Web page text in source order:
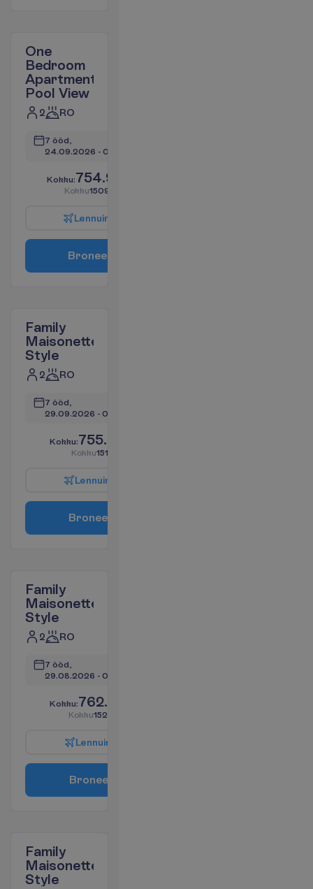
One
Bedroom
Apartment
Pool View
2 RO
7 ööd,
24.09.2026 - 01.10.2026
Kokku:754.99
Kokku1509.99
Lennuin
Bronee
Family
Maisonette
Style
2 RO
7 ööd,
29.09.2026 - 06.10.2026
Kokku:755.96
Kokku1511.93
Lennuin
Bronee
Family
Maisonette
Style
2 RO
7 ööd,
29.08.2026 - 05.09.2026
Kokku:762.64
Kokku1525.29
Lennuin
Bronee
Family
Maisonette
Style